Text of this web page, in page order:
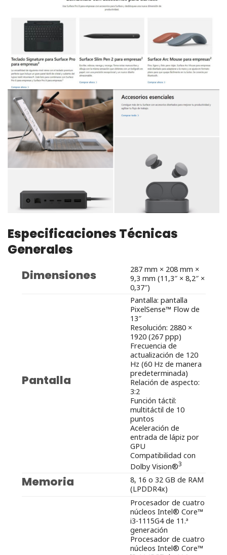
Especificaciones Técnicas
Generales
Dimensiones
287 mm × 208 mm ×
9,3 mm (11,3″ × 8,2″ ×
0,37″)
Pantalla
Pantalla: pantalla
PixelSense™ Flow de
13″
Resolución: 2880 ×
1920 (267 ppp)
Frecuencia de
actualización de 120
Hz (60 Hz de manera
predeterminada)
Relación de aspecto:
3:2
Función táctil:
multitáctil de 10
puntos
Aceleración de
entrada de lápiz por
GPU
Compatibilidad con
Dolby Vision®3
Memoria
8, 16 o 32 GB de RAM
(LPDDR4x)
Procesador de cuatro
núcleos Intel® Core™
i3-1115G4 de 11.ª
generación
Procesador de cuatro
núcleos Intel® Core™